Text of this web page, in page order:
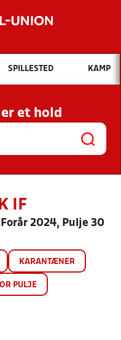
Hvad vil du søge efter?
OG NYHEDER
KLUBBER OG
SPILLESTED KAMP
et hold
IF
2024, Pulje 30
KARANTÆNER
PULJE